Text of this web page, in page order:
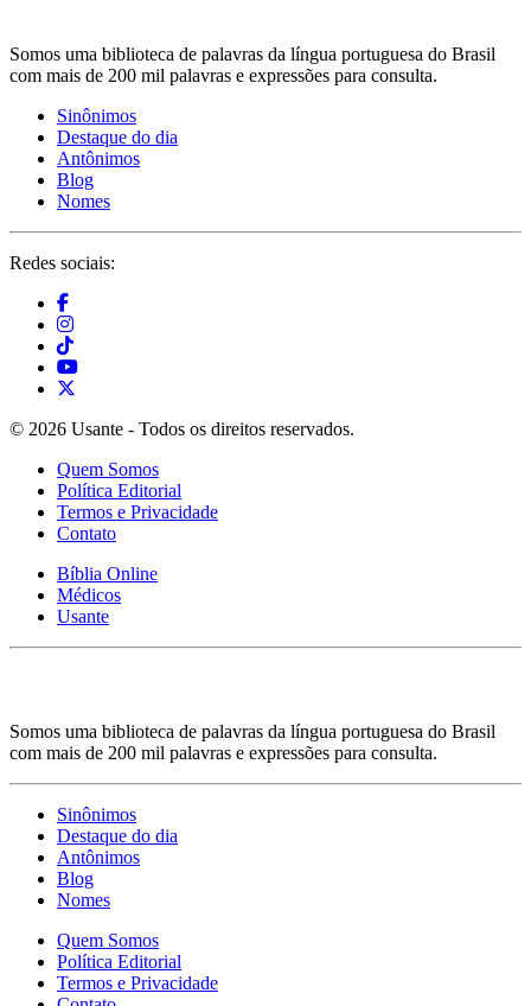
Somos uma biblioteca de palavras da língua portuguesa do Brasil
com mais de 200 mil palavras e expressões para consulta.
Sinônimos
Destaque do dia
Antônimos
Blog
Nomes
Redes sociais:
© 2026 Usante - Todos os direitos reservados.
Quem Somos
Política Editorial
Termos e Privacidade
Contato
Bíblia Online
Médicos
Usante
Somos uma biblioteca de palavras da língua portuguesa do Brasil
com mais de 200 mil palavras e expressões para consulta.
Sinônimos
Destaque do dia
Antônimos
Blog
Nomes
Quem Somos
Política Editorial
Termos e Privacidade